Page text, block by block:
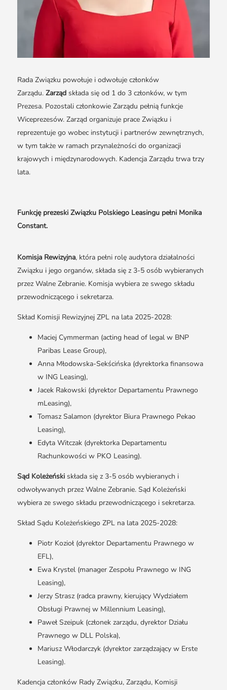
Rada Związku powołuje i odwołuje członków
Zarządu. Zarząd składa się od 1 do 3 członków, w tym
Prezesa. Pozostali członkowie Zarządu pełnią funkcje
Wiceprezesów. Zarząd organizuje prace Związku i
reprezentuje go wobec instytucji i partnerów zewnętrznych,
w tym także w ramach przynależności do organizacji
krajowych i międzynarodowych. Kadencja Zarządu trwa trzy
lata.
Funkcję prezeski Związku Polskiego Leasingu pełni Monika
Constant.
Komisja Rewizyjna, która pełni rolę audytora działalności
Związku i jego organów, składa się z 3-5 osób wybieranych
przez Walne Zebranie. Komisja wybiera ze swego składu
przewodniczącego i sekretarza.
Skład Komisji Rewizyjnej ZPL na lata 2025-2028:
Maciej Cymmerman (acting head of legal w BNP
Paribas Lease Group),
Anna Młodowska-Sekścińska (dyrektorka finansowa
w ING Leasing),
Jacek Rakowski (dyrektor Departamentu Prawnego
mLeasing),
Tomasz Salamon (dyrektor Biura Prawnego Pekao
Leasing),
Edyta Witczak (dyrektorka Departamentu
Rachunkowości w PKO Leasing).
Sąd Koleżeński składa się z 3-5 osób wybieranych i
odwoływanych przez Walne Zebranie. Sąd Koleżeński
wybiera ze swego składu przewodniczącego i sekretarza.
Skład Sądu Koleżeńskiego ZPL na lata 2025-2028:
Piotr Kozioł (dyrektor Departamentu Prawnego w
EFL),
Ewa Krystel (manager Zespołu Prawnego w ING
Leasing),
Jerzy Strasz (radca prawny, kierujący Wydziałem
Obsługi Prawnej w Millennium Leasing),
Paweł Szeipuk (członek zarządu, dyrektor Działu
Prawnego w DLL Polska),
Mariusz Włodarczyk (dyrektor zarządzający w Erste
Leasing).
Kadencja członków Rady Związku, Zarządu, Komisji